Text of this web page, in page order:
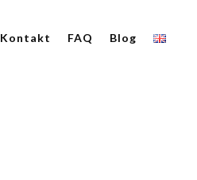
Kontakt FAQ Blog